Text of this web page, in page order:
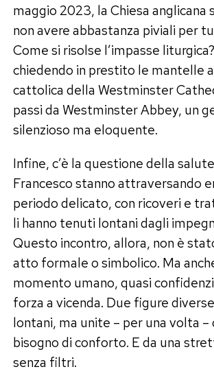
maggio 2023, la Chiesa anglicana
non avere abbastanza piviali per
Come si risolse l’impasse
chiedendo in prestito le mantelle
cattolica della Westminster
passi da Westminster Abbey, un
silenzioso ma eloquente.
Infine, c’è la questione della
Francesco stanno attraversando
periodo delicato, con ricoveri e
li hanno tenuti lontani dagli
Questo incontro, allora, non è
atto formale o simbolico. Ma
momento umano, quasi
forza a vicenda. Due figure
lontani, ma unite – per una volta
bisogno di conforto. E da una
senza filtri.